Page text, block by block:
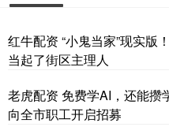
红牛配资 “小鬼当家”现实版
当起了街区主理人
老虎配资 免费学AI，还能攒
向全市职工开启招募